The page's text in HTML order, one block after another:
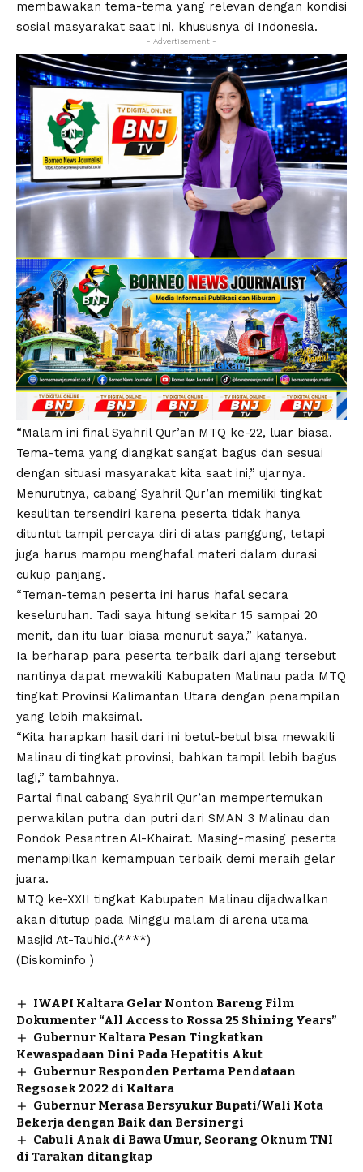
membawakan tema-tema yang relevan dengan kondisi
sosial masyarakat saat ini, khususnya di Indonesia.
- Advertisement -
“Malam ini final Syahril Qur’an MTQ ke-22, luar biasa.
Tema-tema yang diangkat sangat bagus dan sesuai
dengan situasi masyarakat kita saat ini,” ujarnya.
Menurutnya, cabang Syahril Qur’an memiliki tingkat
kesulitan tersendiri karena peserta tidak hanya
dituntut tampil percaya diri di atas panggung, tetapi
juga harus mampu menghafal materi dalam durasi
cukup panjang.
“Teman-teman peserta ini harus hafal secara
keseluruhan. Tadi saya hitung sekitar 15 sampai 20
menit, dan itu luar biasa menurut saya,” katanya.
Ia berharap para peserta terbaik dari ajang tersebut
nantinya dapat mewakili Kabupaten Malinau pada MTQ
tingkat Provinsi Kalimantan Utara dengan penampilan
yang lebih maksimal.
“Kita harapkan hasil dari ini betul-betul bisa mewakili
Malinau di tingkat provinsi, bahkan tampil lebih bagus
lagi,” tambahnya.
Partai final cabang Syahril Qur’an mempertemukan
perwakilan putra dan putri dari SMAN 3 Malinau dan
Pondok Pesantren Al-Khairat. Masing-masing peserta
menampilkan kemampuan terbaik demi meraih gelar
juara.
MTQ ke-XXII tingkat Kabupaten Malinau dijadwalkan
akan ditutup pada Minggu malam di arena utama
Masjid At-Tauhid.(****)
(Diskominfo )
IWAPI Kaltara Gelar Nonton Bareng Film
Dokumenter “All Access to Rossa 25 Shining Years”
Gubernur Kaltara Pesan Tingkatkan
Kewaspadaan Dini Pada Hepatitis Akut
Gubernur Responden Pertama Pendataan
Regsosek 2022 di Kaltara
Gubernur Merasa Bersyukur Bupati/Wali Kota
Bekerja dengan Baik dan Bersinergi
Cabuli Anak di Bawa Umur, Seorang Oknum TNI
di Tarakan ditangkap